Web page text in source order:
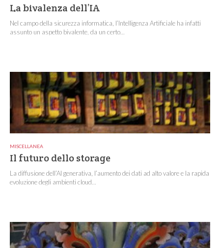
La bivalenza dell’IA
Nel campo della sicurezza informatica, l’Intelligenza Artificiale ha infatti
assunto un aspetto bivalente, da un certo...
MISCELLANEA
Il futuro dello storage
La diffusione dell’AI generativa, l’aumento dei dati ad alto valore e la rapida
evoluzione degli ambienti cloud...